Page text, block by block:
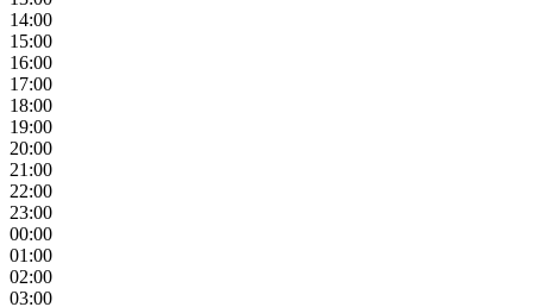
14:00
15:00
16:00
17:00
18:00
19:00
20:00
21:00
22:00
23:00
00:00
01:00
02:00
03:00